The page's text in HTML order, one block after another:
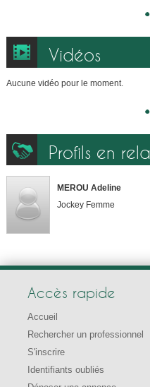
Vidéos
Aucune vidéo pour le moment.
Profils en
MEROU Adeline
Jockey Femme
Accès rapide
Accueil
Rechercher un professionnel
S'inscrire
Identifiants oubliés